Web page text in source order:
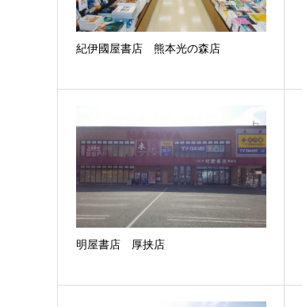
紀伊國屋書店 熊本光の森店
明屋書店 厚挟店